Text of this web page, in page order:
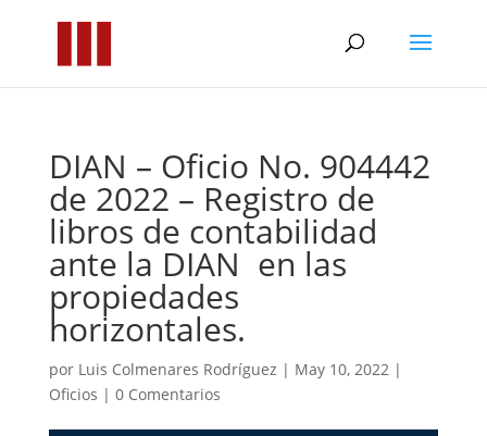
DIAN – Oficio No. 904442
de 2022 – Registro de
libros de contabilidad
ante la DIAN en las
propiedades
horizontales.
por Luis Colmenares Rodríguez | May 10, 2022|
Oficios | 0 Comentarios